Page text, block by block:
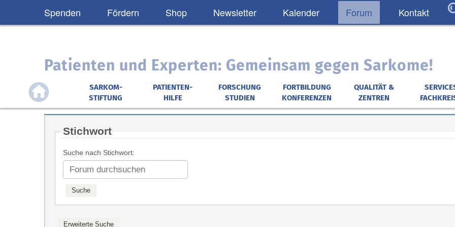
Spenden Fördern Shop Newsletter Kalender Forum Kontakt
Patienten und Experten: Gemeinsam gegen Sarkome!
SARKOM-
STIFTUNG
PATIENTEN-
HILFE
FORSCHUNG
STUDIEN
FORTBILDUNG
KONFERENZEN
QUALITÄT &
ZENTREN
Stichwort
Suche nach Stichwort: